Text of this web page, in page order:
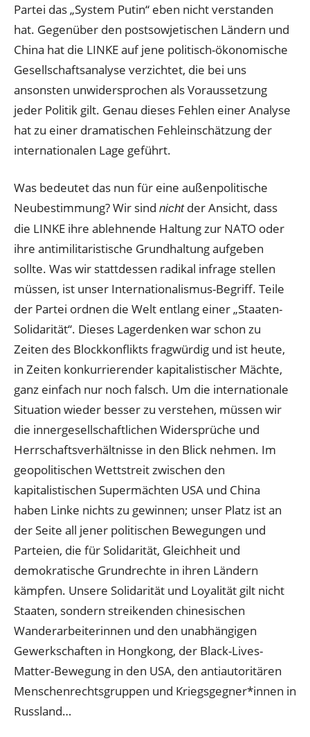
Partei das „System Putin“ eben nicht verstanden
hat. Gegenüber den postsowjetischen Ländern und
China hat die LINKE auf jene politisch-ökonomische
Gesellschaftsanalyse verzichtet, die bei uns
ansonsten unwidersprochen als Voraussetzung
jeder Politik gilt. Genau dieses Fehlen einer Analyse
hat zu einer dramatischen Fehleinschätzung der
internationalen Lage geführt.
Was bedeutet das nun für eine außenpolitische
Neubestimmung? Wir sind nichtder Ansicht, dass
die LINKE ihre ablehnende Haltung zur NATO oder
ihre antimilitaristische Grundhaltung aufgeben
sollte. Was wir stattdessen radikal infrage stellen
müssen, ist unser Internationalismus-Begriff. Teile
der Partei ordnen die Welt entlang einer „Staaten-
Solidarität“. Dieses Lagerdenken war schon zu
Zeiten des Blockkonflikts fragwürdig und ist heute,
in Zeiten konkurrierender kapitalistischer Mächte,
ganz einfach nur noch falsch. Um die internationale
Situation wieder besser zu verstehen, müssen wir
die innergesellschaftlichen Widersprüche und
Herrschaftsverhältnisse in den Blick nehmen. Im
geopolitischen Wettstreit zwischen den
kapitalistischen Supermächten USA und China
haben Linke nichts zu gewinnen; unser Platz ist an
der Seite all jener politischen Bewegungen und
Parteien, die für Solidarität, Gleichheit und
demokratische Grundrechte in ihren Ländern
kämpfen. Unsere Solidarität und Loyalität gilt nicht
Staaten, sondern streikenden chinesischen
Wanderarbeiterinnen und den unabhängigen
Gewerkschaften in Hongkong, der Black-Lives-
Matter-Bewegung in den USA, den antiautoritären
Menschenrechtsgruppen und Kriegsgegner*innen in
Russland…